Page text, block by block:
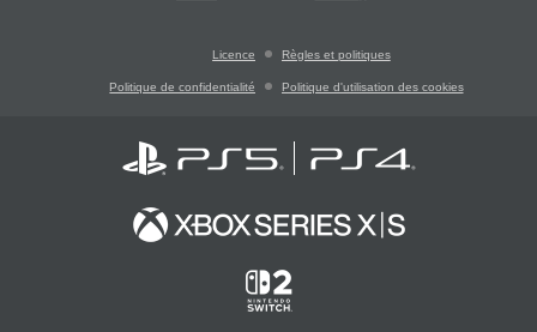
Licence Règles et politiques
Politique de confidentialité Politique d'utilisation des cookies